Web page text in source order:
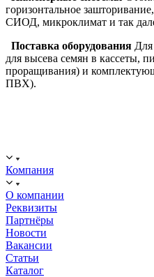
горизонтальное
СИОД, микроклимат и так
Поставка оборудования Для
для высева семян в кассеты,
проращивания) и
ПВХ).
Компания
О компании
Реквизиты
Партнёры
Новости
Вакансии
Статьи
Каталог